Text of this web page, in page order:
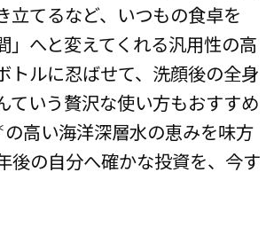
立てるなど、いつもの食卓を
」へと変えてくれる汎用性の高
トルに忍ばせて、洗顔後の全身
ていう贅沢な使い方もおすすめ
の高い海洋深層水の恵みを味方
後の自分へ確かな投資を、今す